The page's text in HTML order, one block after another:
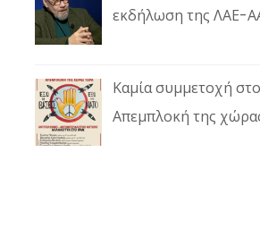
εκδήλωση της ΛΑΕ-
Καμία συμμετοχή
Απεμπλοκή της